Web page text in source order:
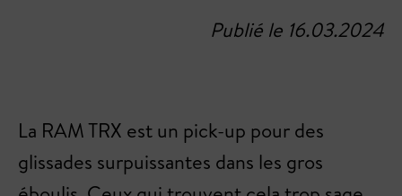
Publié le 16.03.2024
La RAM TRX est un pick-up pour des
glissades surpuissantes dans les gros